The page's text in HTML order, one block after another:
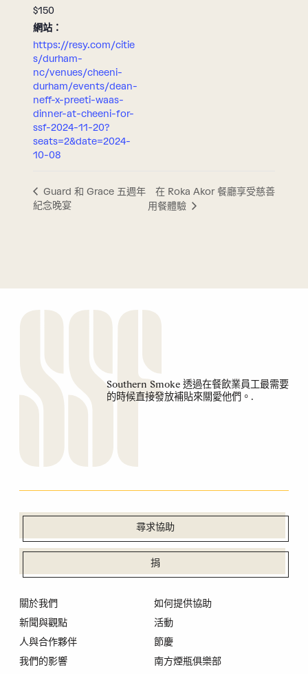
$150
網站：
https://resy.com/citie
s/durham-
nc/venues/cheeni-
durham/events/dean-
neff-x-preeti-waas-
dinner-at-cheeni-for-
ssf-2024-11-20?
seats=2&date=2024-
10-08
Guard 和 Grace 五週年
紀念晚宴
在 Roka Akor 餐廳享受慈善
用餐體驗
Southern Smoke 透過在餐飲業員工最需要
的時候直接發放補貼來關愛他們。.
尋求協助
捐
關於我們
新聞與觀點
人與合作夥伴
我們的影響
如何提供協助
活動
節慶
南方煙瓶俱樂部